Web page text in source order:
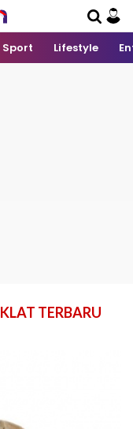
Sport Lifestyle
TERBARU